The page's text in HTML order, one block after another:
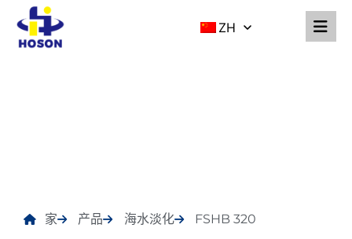
ZH
家 产品 海水淡化 FSHB 320